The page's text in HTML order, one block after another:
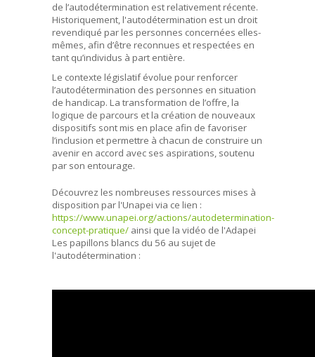
de l’autodétermination est relativement récente.
Historiquement, l'autodétermination est un droit
revendiqué par les personnes concernées elles-
mêmes, afin d’être reconnues et respectées en
tant qu’individus à part entière.
Le contexte législatif évolue pour renforcer
l’autodétermination des personnes en situation
de handicap. La transformation de l’offre, la
logique de parcours et la création de nouveaux
dispositifs sont mis en place afin de favoriser
l’inclusion et permettre à chacun de construire un
avenir en accord avec ses aspirations, soutenu
par son entourage.
Découvrez les nombreuses ressources mises à
disposition par l'Unapei via ce lien :
https://www.unapei.org/actions/autodetermination-
concept-pratique/ ainsi que la vidéo de l'Adapei
Les papillons blancs du 56 au sujet de
l'autodétermination :